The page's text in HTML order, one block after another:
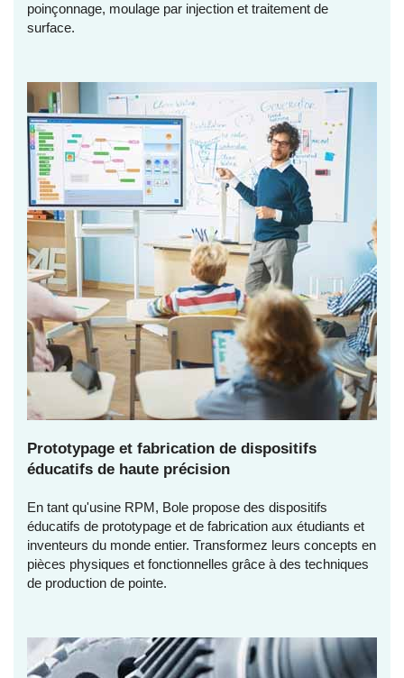
poinçonnage, moulage par injection et traitement de
surface.
Prototypage et fabrication de dispositifs
éducatifs de haute précision
En tant qu'usine RPM, Bole propose des dispositifs
éducatifs de prototypage et de fabrication aux étudiants et
inventeurs du monde entier. Transformez leurs concepts en
pièces physiques et fonctionnelles grâce à des techniques
de production de pointe.